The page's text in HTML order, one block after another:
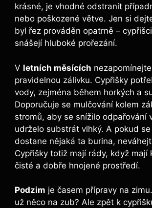
krásné, je vhodné odstranit
nebo poškozené větve. Jen si
byl řez prováděn opatrně –
snášejí hluboké prořezání.
V letních měsících
pravidelnou zálivku. Cypřišky
vody, zejména během horkých a
Doporučuje se mulčování kolem
stromů, aby se snížilo odpařování
udrželo substrát vlhký. A pokud
dostane nějaká ta burina,
Cypřišky totiž mají rády, když mají
čisté a dobře hnojené prostředí.
Podzim je časem přípravy na
už něco na zub? Ale zpět k